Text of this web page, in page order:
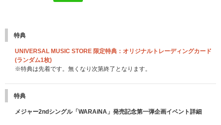
特典
UNIVERSAL MUSIC STORE 限定特典：オリジナルトレーディングカード
(ランダム1枚)
※特典は先着です。無くなり次第終了となります。
特典
メジャー2ndシングル「WARAiNA」発売記念第一弾企画イベント詳細